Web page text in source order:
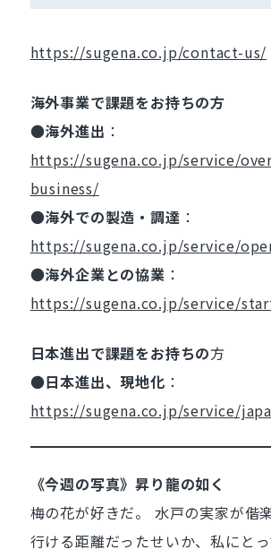
https://sugena.co.jp/contact-us/
海外事業で課題をお持ちの方
●海外進出 ：
https://sugena.co.jp/service/
business/
●海外での製造・調達 ：
https://sugena.co.jp/service/
●海外企業との協業 ：
https://sugena.co.jp/service/
日本進出で課題をお持ちの方
●日本進出、現地化 ：
https://sugena.co.jp/service/
《今週の写真》昇り龍の如く
梅の花が好きだ。 水戸の実家が偕
行ける距離だったせいか、私にとっ